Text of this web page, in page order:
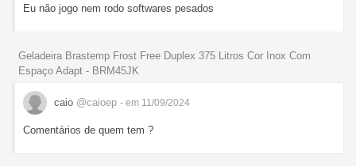
Eu não jogo nem rodo softwares pesados
Geladeira Brastemp Frost Free Duplex 375 Litros Cor Inox Com
Espaço Adapt - BRM45JK
caio @caioep - em 11/09/2024
Comentários de quem tem ?